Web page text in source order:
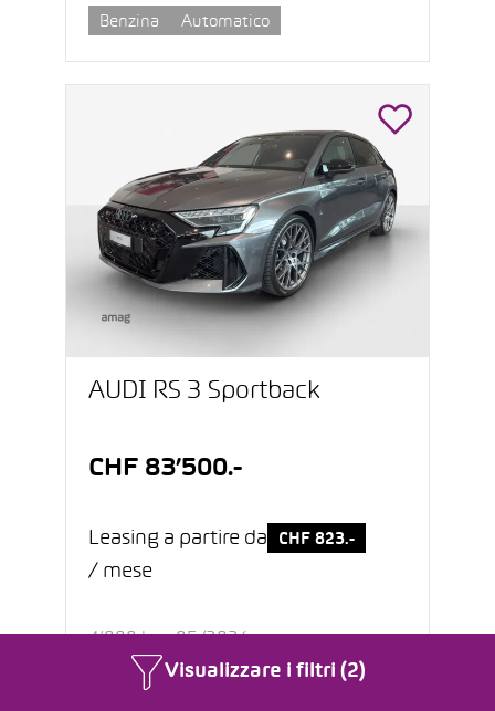
Visualizzare i filtri (2)
Benzina Automatico
AUDI RS 3 Sportback
CHF 83’500.-
Leasing a partire da CHF 823.-
/ mese
Benzina